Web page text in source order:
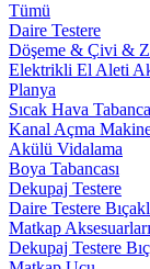
Tümü
Daire Testere
Döşeme & Çivi &
Elektrikli El Aleti
Planya
Sıcak Hava
Kanal Açma
Akülü Vidalama
Boya Tabancası
Dekupaj Testere
Daire Testere
Matkap Aksesuarları
Dekupaj Testere